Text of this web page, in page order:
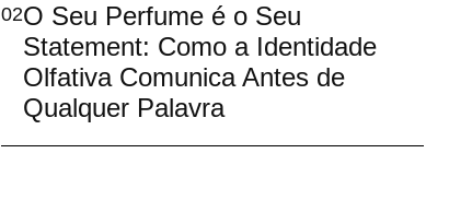
02O Seu Perfume é o Seu
Statement: Como a Identidade
Olfativa Comunica Antes de
Qualquer Palavra